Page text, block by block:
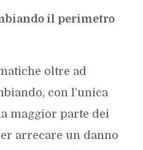
il perimetro
oltre ad
con l’unica
maggior parte dei
arrecare un danno